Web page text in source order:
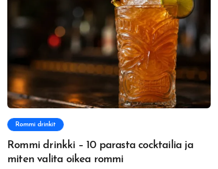
Rommi drinkit
Rommi drinkki – 10 parasta cocktailia ja
miten valita oikea rommi